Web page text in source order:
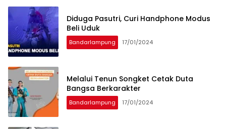
Diduga Pasutri, Curi Handphone Modus
Beli Uduk
Bandarlampung 17/01/2024
Melalui Tenun Songket Cetak Duta
Bangsa Berkarakter
Bandarlampung 17/01/2024